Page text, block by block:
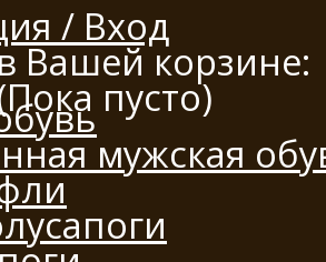
/ Вход
Вашей корзине:
пусто)
мужская